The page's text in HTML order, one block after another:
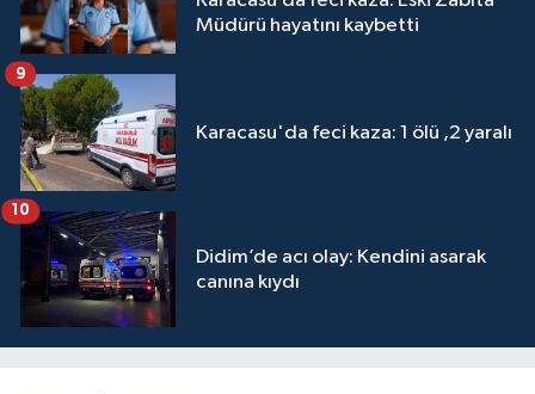
Müdürü hayatını kaybetti
Karacasu'da feci kaza: 1 ölü ,2 yaralı
9
Didim’de acı olay: Kendini asarak
canına kıydı
10